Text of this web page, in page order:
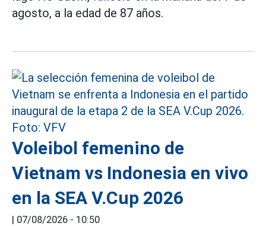
agosto, a la edad de 87 años.
Voleibol femenino de
Vietnam vs Indonesia en vivo
en la SEA V.Cup 2026
| 07/08/2026 - 10:50